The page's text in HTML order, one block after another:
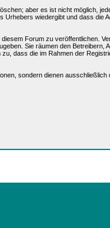
aber es ist nicht möglich,
wiedergibt und dass die
Forum zu veröffentlichen.
Sie räumen den Betreibern,
dass die im Rahmen der
sondern dienen ausschließlich